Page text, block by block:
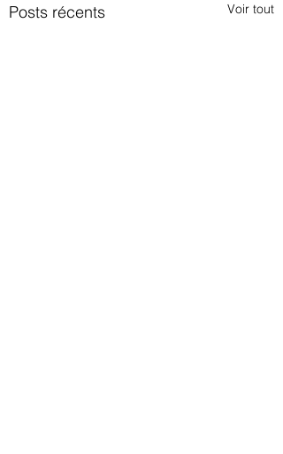
Posts récents Voir tout